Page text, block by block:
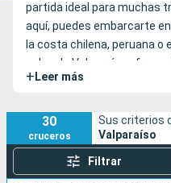
partida ideal para muchas
aquí, puedes embarcarte
la costa chilena, peruana o
salen de Valparaíso
naturaleza y paisajes
los increíbles fiordos
+ Leer más
30
cruceros
Sus criterios
Valparaíso
Filtrar